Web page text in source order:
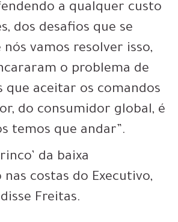
a qualquer custo
dos desafios que se
nós vamos resolver isso,
o problema de
que aceitar os comandos
do consumidor global, é
temos que andar”.
da baixa
costas do Executivo,
Freitas.